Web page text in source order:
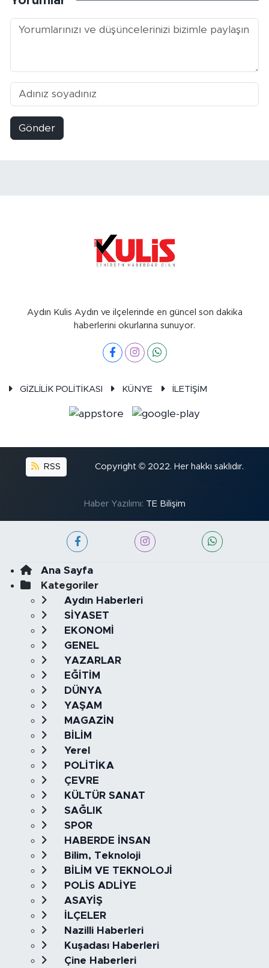
Gönder
Aydın Kulis Aydın ve ilçelerinde en güncel son dakika
haberlerini okurlarına sunuyor.
GİZLİLİK POLİTİKASI KÜNYE İLETİŞİM
RSS Copyright © 2022. Her hakkı saklıdır.
Haber Yazılımı: TE Bilişim
Ana Sayfa
Kategoriler
Aydın Haberleri
SİYASET
EKONOMİ
GENEL
YAZARLAR
EĞİTİM
DÜNYA
YAŞAM
MAGAZİN
BİLİM
Yerel
POLİTİKA
ÇEVRE
KÜLTÜR SANAT
SAĞLIK
SPOR
HABERDE İNSAN
Bilim, Teknoloji
BİLİM VE TEKNOLOJİ
POLİS ADLİYE
ASAYİŞ
İLÇELER
Nazilli Haberleri
Kuşadası Haberleri
Çine Haberleri